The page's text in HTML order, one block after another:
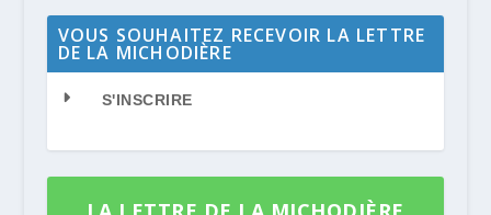
VOUS SOUHAITEZ RECEVOIR LA LETTRE
DE LA MICHODIÈRE
S'INSCRIRE